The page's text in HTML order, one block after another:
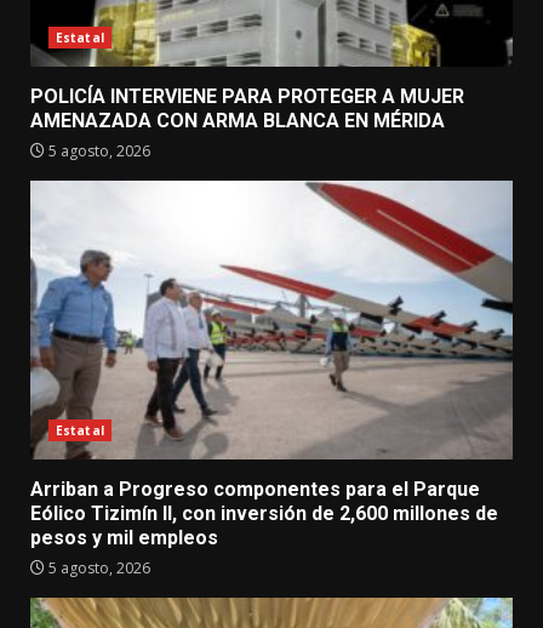
Estatal
POLICÍA INTERVIENE PARA PROTEGER A MUJER
AMENAZADA CON ARMA BLANCA EN MÉRIDA
5 agosto, 2026
Estatal
Arriban a Progreso componentes para el Parque
Eólico Tizimín II, con inversión de 2,600 millones de
pesos y mil empleos
5 agosto, 2026